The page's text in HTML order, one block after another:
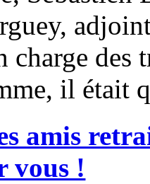
charge des
il était
amis
vous !